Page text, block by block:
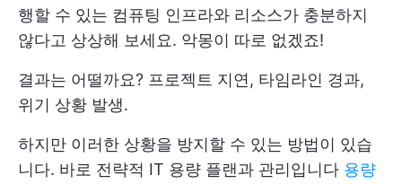
행할 수 있는 컴퓨팅 인프라와 리소스가 충분하지
않다고 상상해 보세요. 악몽이 따로 없겠죠!
결과는 어떨까요? 프로젝트 지연, 타임라인 경과,
위기 상황 발생.
하지만 이러한 상황을 방지할 수 있는 방법이 있습
니다. 바로 전략적 IT 용량 플랜과 관리입니다 용량